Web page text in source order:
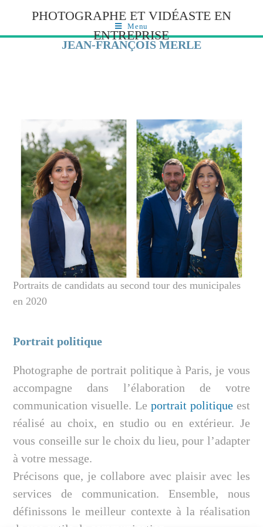
PHOTOGRAPHE ET VIDÉASTE EN
ENTREPRISE
JEAN-FRANÇOIS MERLE
Menu
Portraits de candidats au second tour des municipales
en 2020
Portrait politique
Photographe de portrait politique à Paris, je vous
accompagne dans l’élaboration de votre
communication visuelle. Le portrait politiqueest
réalisé au choix, en studio ou en extérieur. Je
vous conseille sur le choix du lieu, pour l’adapter
à votre message.
Précisons que, je collabore avec plaisir avec les
services de communication. Ensemble, nous
définissons le meilleur contexte à la réalisation